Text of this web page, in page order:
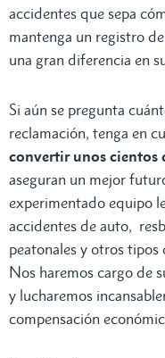
accidentes que sepa
mantenga un registro
una gran diferencia en
Si aún se pregunta
reclamación, tenga en
convertir unos cientos
aseguran un mejor
experimentado equipo
accidentes de auto,
peatonales y otros tipos
Nos haremos cargo de
y lucharemos
compensación